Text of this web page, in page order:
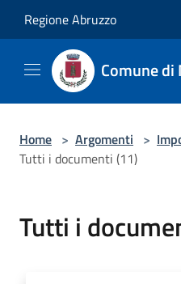
Regione Abruzzo
Comune
Home > Argomenti >
Tutti i documenti (11)
Tutti i